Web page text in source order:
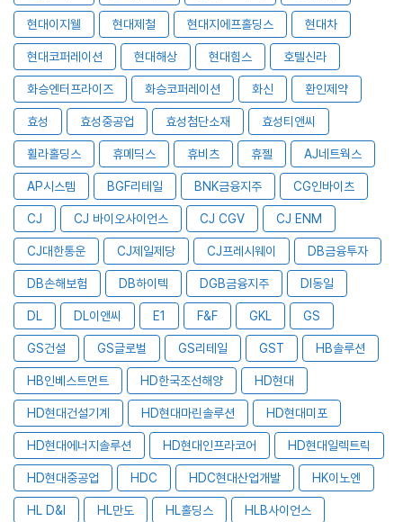
현대이지웰 현대제철 현대지에프홀딩스 현대차
현대코퍼레이션 현대해상 현대힘스 호텔신라
화승엔터프라이즈 화승코퍼레이션 화신 환인제약
효성 효성중공업 효성첨단소재 효성티앤씨
휠라홀딩스 휴메딕스 휴비츠 휴젤 AJ네트웍스
AP시스템 BGF리테일 BNK금융지주 CG인바이츠
CJ CJ 바이오사이언스 CJ CGV CJ ENM
CJ대한통운 CJ제일제당 CJ프레시웨이 DB금융투자
DB손해보험 DB하이텍 DGB금융지주 DI동일
DL DL이앤씨 E1 F&F GKL GS
GS건설 GS글로벌 GS리테일 GST HB솔루션
HB인베스트먼트 HD한국조선해양 HD현대
HD현대건설기계 HD현대마린솔루션 HD현대미포
HD현대에너지솔루션 HD현대인프라코어 HD현대일렉트릭
HD현대중공업 HDC HDC현대산업개발 HK이노엔
HL D&I HL만도 HL홀딩스 HLB사이언스